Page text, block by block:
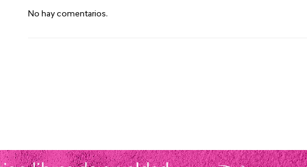
No hay comentarios.